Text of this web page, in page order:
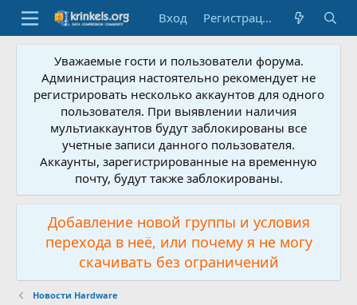
Вход Регистрация
Уважаемые гости и пользователи форума.
Администрация настоятельно рекомендует не
регистрировать несколько аккаунтов для одного
пользователя. При выявлении наличия
мультиаккаунтов будут заблокированы все
учетные записи данного пользователя.
Аккаунты, зарегистрированные на временную
почту, будут также заблокированы.
Добавление новой группы и условия
перехода в неё, или почему я не могу
скачивать без ограничений
Новости Hardware